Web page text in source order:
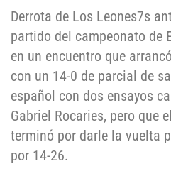
Derrota de Los Leones7s
partido del campeonato de
en un encuentro que
con un 14-0 de parcial de
español con dos ensayos
Gabriel Rocaries, pero que
terminó por darle la vuelta
por 14-26.